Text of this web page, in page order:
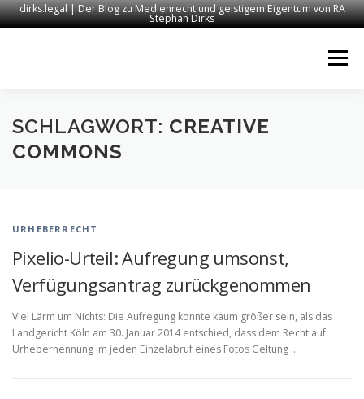
dirks.legal | Der Blog zu Medienrecht und geistigem Eigentum von RA
Stephan Dirks
Menü
START KONTAKT RECHTSANWALT DIRKS
SCHLAGWORT: CREATIVE
COMMONS
URHEBERRECHT
Pixelio-Urteil: Aufregung umsonst,
Verfügungsantrag zurückgenommen
Viel Lärm um Nichts: Die Aufregung konnte kaum größer sein, als das
Landgericht Köln am 30. Januar 2014 entschied, dass dem Recht auf
Urhebernennung im jeden Einzelabruf eines Fotos Geltung …